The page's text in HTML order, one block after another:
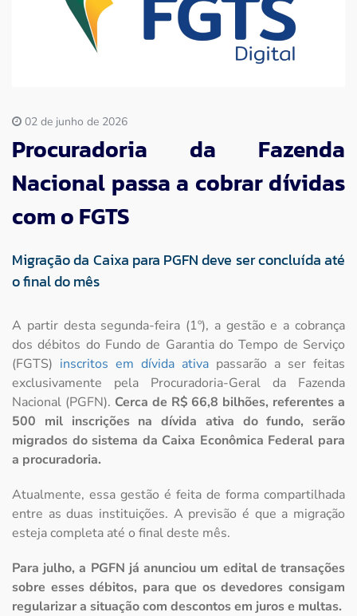
Imprensa
02 de junho de 2026
Procuradoria da Fazenda
Nacional passa a cobrar dívidas
com o FGTS
Migração da Caixa para PGFN deve ser concluída até
o final do mês
A partir desta segunda-feira (1º), a gestão e a cobrança
dos débitos do Fundo de Garantia do Tempo de Serviço
(FGTS) inscritos em dívida ativa passarão a ser feitas
exclusivamente pela Procuradoria-Geral da Fazenda
Nacional (PGFN). Cerca de R$ 66,8 bilhões, referentes a
500 mil inscrições na dívida ativa do fundo, serão
migrados do sistema da Caixa Econômica Federal para
a procuradoria.
Atualmente, essa gestão é feita de forma compartilhada
entre as duas instituições. A previsão é que a migração
esteja completa até o final deste mês.
Para julho, a PGFN já anunciou um edital de transações
sobre esses débitos, para que os devedores consigam
regularizar a situação com descontos em juros e multas.